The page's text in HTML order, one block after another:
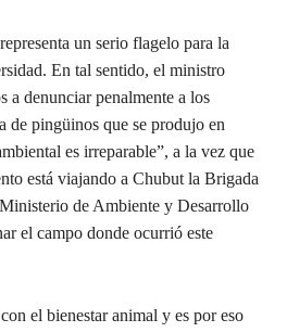
un serio flagelo para la
En tal sentido, el ministro
a denunciar penalmente a los
de pingüinos que se produjo en
es irreparable”, a la vez que
está viajando a Chubut la Brigada
de Ambiente y Desarrollo
el campo donde ocurrió este
el bienestar animal y es por eso